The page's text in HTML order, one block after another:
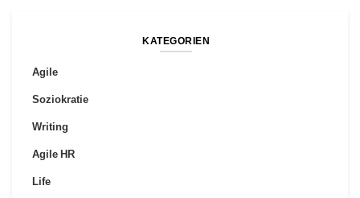
KATEGORIEN
Agile
Soziokratie
Writing
Agile HR
Life